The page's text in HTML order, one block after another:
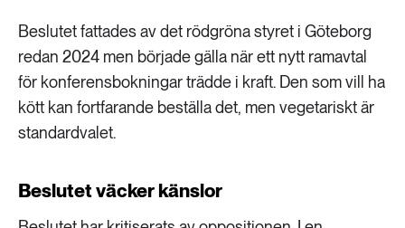
Beslutet fattades av det rödgröna styret i Göteborg
redan 2024 men började gälla när ett nytt ramavtal
för konferensbokningar trädde i kraft. Den som vill ha
kött kan fortfarande beställa det, men vegetariskt är
standardvalet.
Beslutet väcker känslor